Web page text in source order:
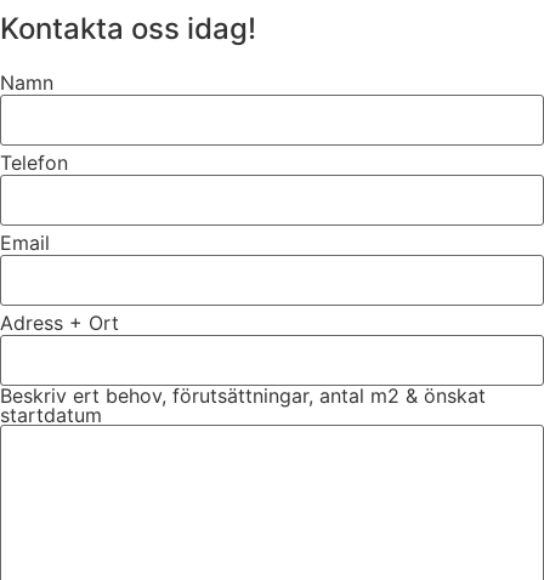
Kontakta oss idag!
Namn
Telefon
Email
Adress + Ort
Beskriv ert behov, förutsättningar, antal m2 & önskat
startdatum